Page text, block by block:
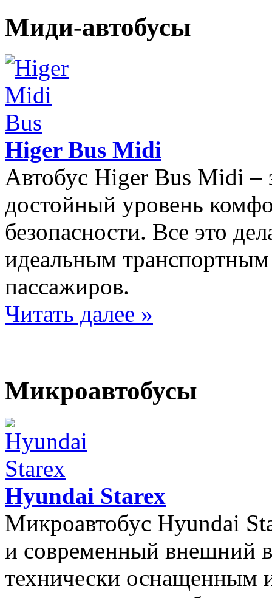
Миди-автобусы
Higer Bus Midi
Автобус Higer Bus Midi –
достойный уровень
безопасности. Все это
идеальным транспортным
пассажиров.
Читать далее »
Микроавтобусы
Hyundai Starex
Микроавтобус Hyundai
и современный внешний
технически оснащенным